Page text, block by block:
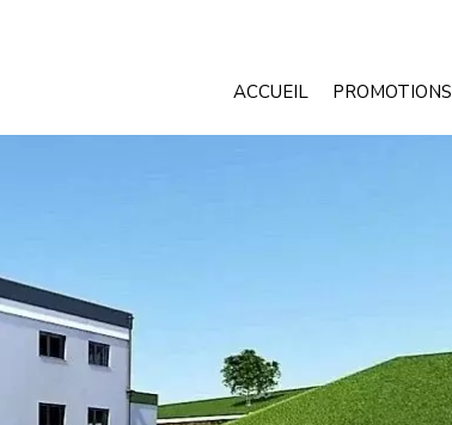
ACCUEIL PROMOTIONS